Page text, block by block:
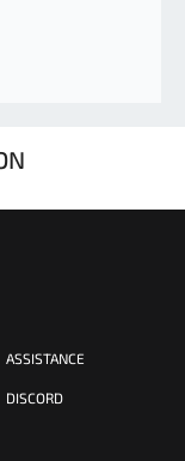
ASSISTANCE
DISCORD